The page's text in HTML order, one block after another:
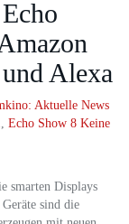
Alexa
Aktuelle News
, Echo Show 8 Keine
smarten Displays
sind die